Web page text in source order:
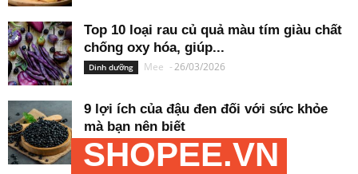
Top 10 loại rau củ quả màu tím giàu chất
chống oxy hóa, giúp...
Dinh dưỡng Mee -26/03/2026
9 lợi ích của đậu đen đối với sức khỏe
mà bạn nên biết
Dinh dưỡng Mee -26/03/2026
SHOPEE.VN